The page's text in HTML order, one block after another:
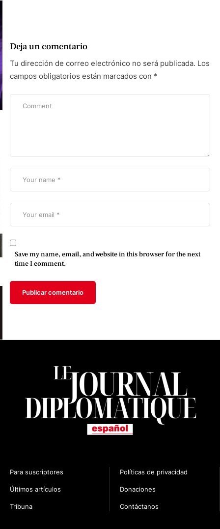
Deja un comentario
Tu dirección de correo electrónico no será publicada. Los
campos obligatorios están marcados con *
Save my name, email, and website in this browser for the next
time I comment.
Para suscriptores
Últimos artículos
Tribuna
Políticas de privacidad
Donaciones
Contáctanos